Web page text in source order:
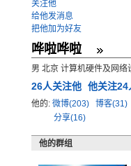
关注他
给他发消息
把他加为好友
哗啦哗啦
男 北京 计算机硬件及网络
26人关注他 他关注24
他的: 微博(203) 博客(31)
分享(16)
他的群组